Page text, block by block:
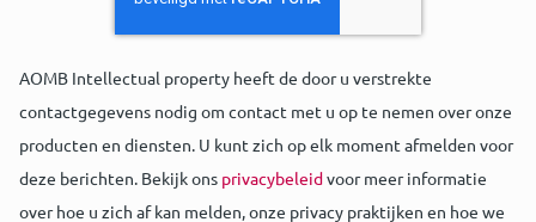
AOMB Intellectual property heeft de door u verstrekte
contactgegevens nodig om contact met u op te nemen over onze
producten en diensten. U kunt zich op elk moment afmelden voor
deze berichten. Bekijk ons privacybeleidvoor meer informatie
over hoe u zich af kan melden, onze privacy praktijken en hoe we